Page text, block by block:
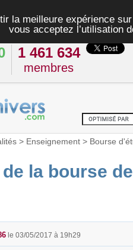
la meilleure expérience
vous acceptez l’utilisation
1 461 634
membres
> Enseignement> Bourse
la bourse
le 03/05/2017 à 19h29